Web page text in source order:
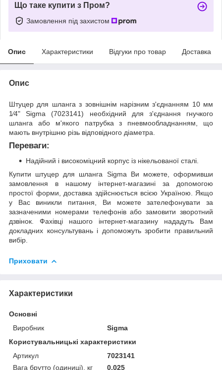
Що таке купити з Пром?
Замовлення під захистом
Опис Характеристики Відгуки про товар Доставка
Опис
Штуцер для шланга з зовнішнім нарізним з'єднанням 10 мм
1⁄4" Sigma (7023141) необхідний для з'єднання гнучкого
шланга або м'якого патрубка з пневмообладнанням, що
мають внутрішню різь відповідного діаметра.
Переваги:
Надійний і високоміцний корпус із нікельованої сталі.
Купити штуцер для шланга Sigma Ви можете, оформивши
замовлення в нашому інтернет-магазині за допомогою
простої форми, доставка здійснюється всією Україною. Якщо
у Вас виникли питання, Ви можете зателефонувати за
зазначеними номерами телефонів або замовити зворотний
дзвінок. Фахівці нашого інтернет-магазину нададуть Вам
докладних консультувань і допоможуть зробити правильний
вибір.
Приховати
Характеристики
Основні
Виробник
Sigma
Користувальницькі характеристики
Артикул
7023141
Вага брутто (одиниці), кг
0.025